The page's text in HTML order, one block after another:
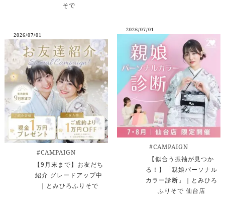
そで
2026/07/01
#CAMPAIGN
【9月末まで】お友だち
紹介 グレードアップ中
｜とみひろふりそで
2026/07/01
#CAMPAIGN
【似合う振袖が見つか
る！】「親娘パーソナル
カラー診断」｜とみひろ
ふりそで 仙台店